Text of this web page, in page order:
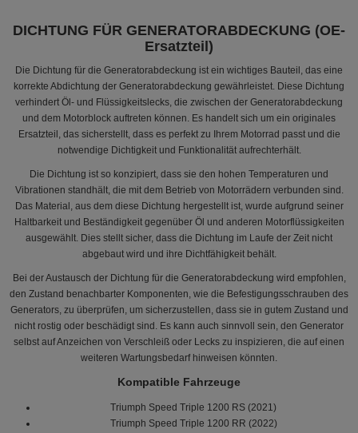
DICHTUNG FÜR GENERATORABDECKUNG (OE-
Ersatzteil)
Die Dichtung für die Generatorabdeckung ist ein wichtiges Bauteil, das eine
korrekte Abdichtung der Generatorabdeckung gewährleistet. Diese Dichtung
verhindert Öl- und Flüssigkeitslecks, die zwischen der Generatorabdeckung
und dem Motorblock auftreten können. Es handelt sich um ein originales
Ersatzteil, das sicherstellt, dass es perfekt zu Ihrem Motorrad passt und die
notwendige Dichtigkeit und Funktionalität aufrechterhält.
Die Dichtung ist so konzipiert, dass sie den hohen Temperaturen und
Vibrationen standhält, die mit dem Betrieb von Motorrädern verbunden sind.
Das Material, aus dem diese Dichtung hergestellt ist, wurde aufgrund seiner
Haltbarkeit und Beständigkeit gegenüber Öl und anderen Motorflüssigkeiten
ausgewählt. Dies stellt sicher, dass die Dichtung im Laufe der Zeit nicht
abgebaut wird und ihre Dichtfähigkeit behält.
Bei der Austausch der Dichtung für die Generatorabdeckung wird empfohlen,
den Zustand benachbarter Komponenten, wie die Befestigungsschrauben des
Generators, zu überprüfen, um sicherzustellen, dass sie in gutem Zustand und
nicht rostig oder beschädigt sind. Es kann auch sinnvoll sein, den Generator
selbst auf Anzeichen von Verschleiß oder Lecks zu inspizieren, die auf einen
weiteren Wartungsbedarf hinweisen könnten.
Kompatible Fahrzeuge
Triumph Speed Triple 1200 RS (2021)
Triumph Speed Triple 1200 RR (2022)